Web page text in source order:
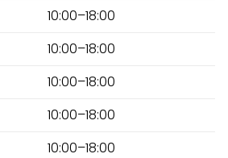
10:00–18:00
10:00–18:00
10:00–18:00
10:00–18:00
10:00–18:00